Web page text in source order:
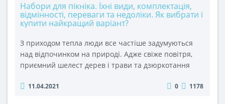
Набори для пікніка. Їхні види, комплектація,
відмінності, переваги та недоліки. Як вибрати і
купити найкращий варіант?
З приходом тепла люди все частіше задумуються
над відпочинком на природі. Адже свіже повітря,
приємний шелест дерев і трави та дзюркотання
ставках і озерах в сонячні дні, найкраще піднімає
11.04.2021 0 1178